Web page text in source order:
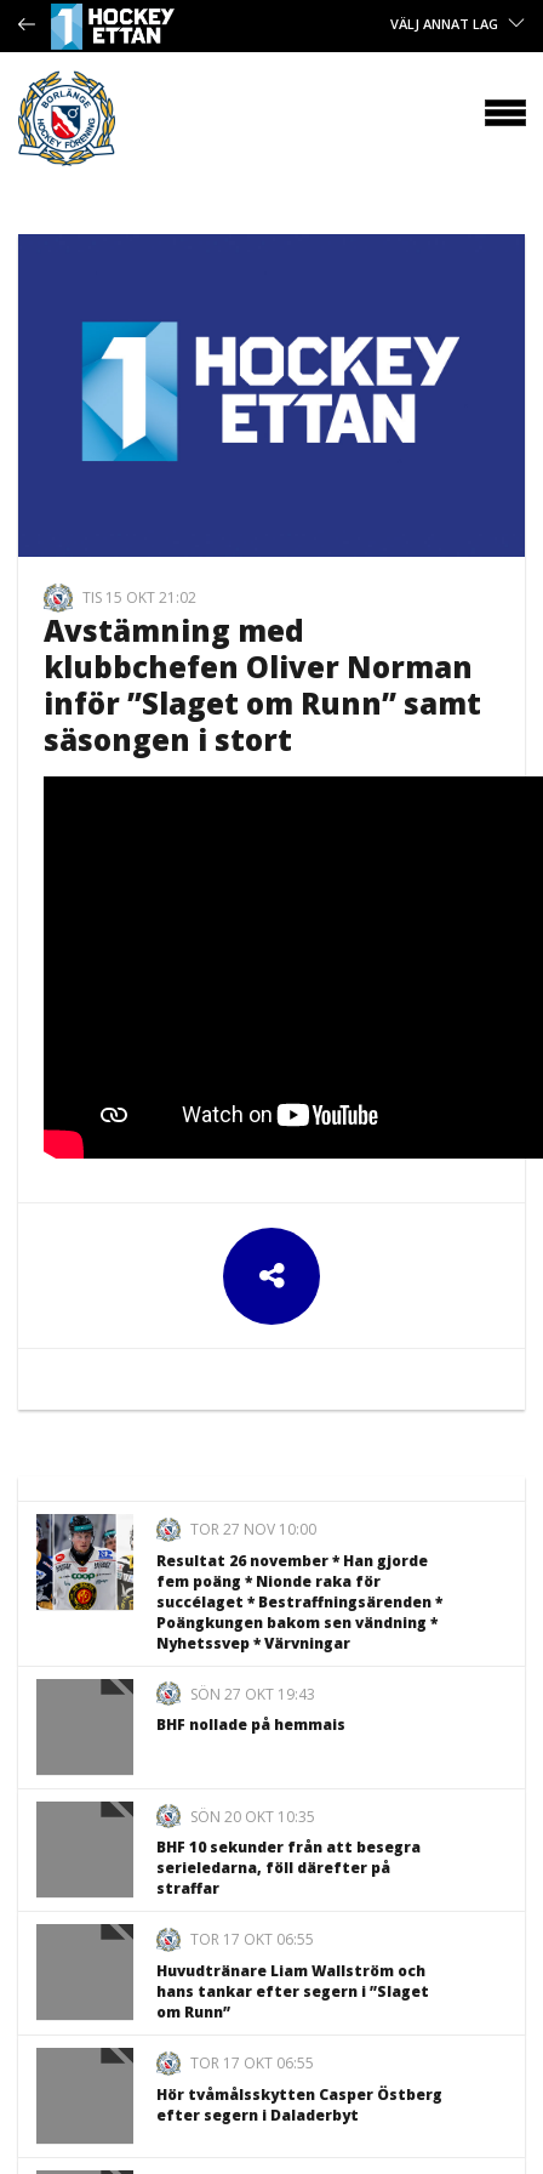
VÄLJ ANNAT LAG
TIS 15 OKT 21:02
Avstämning med
klubbchefen Oliver Norman
inför ”Slaget om Runn” samt
säsongen i stort
TOR 27 NOV 10:00
Resultat 26 november * Han gjorde
fem poäng * Nionde raka för
succélaget * Bestraffningsärenden *
Poängkungen bakom sen vändning *
Nyhetssvep * Värvningar
SÖN 27 OKT 19:43
BHF nollade på hemmais
SÖN 20 OKT 10:35
BHF 10 sekunder från att besegra
serieledarna, föll därefter på
straffar
TOR 17 OKT 06:55
Huvudtränare Liam Wallström och
hans tankar efter segern i ”Slaget
om Runn”
TOR 17 OKT 06:55
Hör tvåmålsskytten Casper Östberg
efter segern i Daladerbyt